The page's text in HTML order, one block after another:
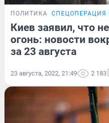
ПОЛИТИКА СПЕЦОПЕРАЦИЯ
Киев заявил, что
огонь: новости
за 23 августа
23 августа, 2022, 21:49 2 183